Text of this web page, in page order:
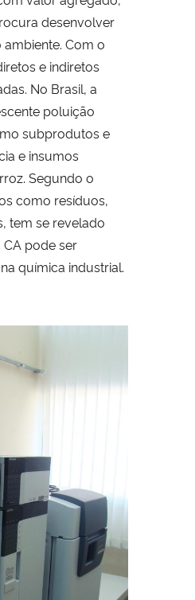
desenvolver
Com o
e indiretos
No Brasil, a
poluição
subprodutos e
e insumos
Segundo o
como resíduos,
tem se revelado
pode ser
química industrial.